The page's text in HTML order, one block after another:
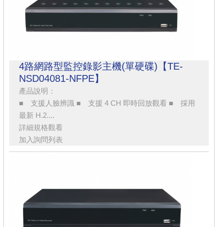
4路網路型監控錄影主機(單硬碟)【TE-
NSD04081-NFPE】
產品說明：
■ 支援人臉辨識 ■ 支援 4 CH 即時回放觀看 ■ 採用
最新 H.2....
詳細規格觀看
加入詢問列表